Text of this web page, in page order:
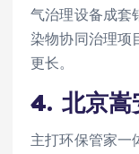
气治理设备成套
染物协同治理项
更长。
4. 北京嵩
主打环保管家一